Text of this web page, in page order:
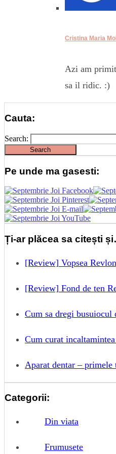
Cristina Maria
Azi am
sa il ridic. :)
Cauta:
Search:
Pe unde ma gasesti:
Ți-ar plăcea sa citești
[Review] Vopsea
[Review] Fond de ten
Cum sa dregi busuiocul
Cum curat
Aparat dentar – primele
Categorii:
Din viata
Frumusete